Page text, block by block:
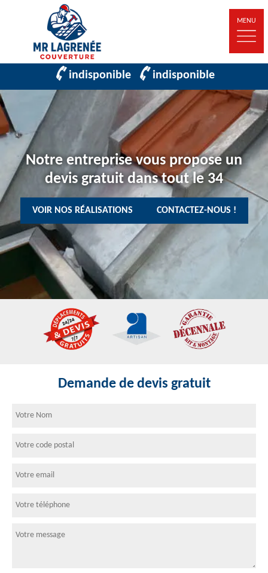
MENU
indisponible indisponible
Notre entreprise vous propose un
devis gratuit dans tout le 34
VOIR NOS RÉALISATIONS CONTACTEZ-NOUS !
Demande de devis gratuit